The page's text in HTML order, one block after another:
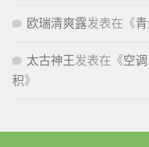
欧瑞清爽露发表在《
太古神王发表在《空
积》